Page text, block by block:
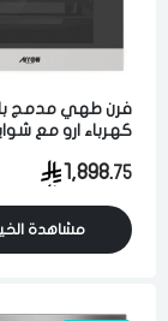
فرن طهي مدمج
برامج متعدد
1,898.75
مشاهدة